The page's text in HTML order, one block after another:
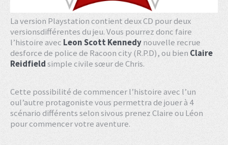
La version Playstation contient deux CD pour deux
versionsdifférentes du jeu. Vous pourrez donc faire
l’histoire avec Leon Scott Kennedynouvelle recrue
desforce de police de Racoon city (R.P.D), ou bien Claire
Reidfieldsimple civile sœur de Chris.
Cette possibilité de commencer l’histoire avec l’un
oul’autre protagoniste vous permettra de jouer à 4
scénario différents selon sivous prenez Claire ou Léon
pour commencer votre aventure.